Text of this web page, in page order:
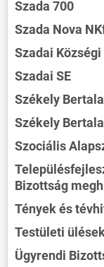
Szada 700
Szada Nova
Szadai
Szadai SE
Székely
Székely
Szociális
Bizottság
Tények és
Testületi
Ügyrendi